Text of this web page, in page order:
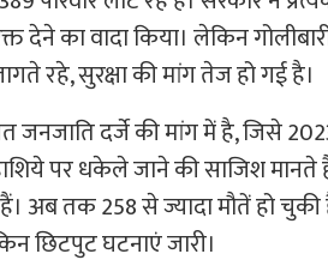
देने का वादा किया। लेकिन
रहे, सुरक्षा की मांग तेज हो गई है।
दर्जे की मांग में है, जिसे
पर धकेले जाने की साजिश मानते
अब तक 258 से ज्यादा मौतें हो
छिटपुट घटनाएं जारी।